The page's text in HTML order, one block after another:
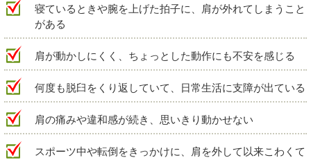
寝ているときや腕を上げた拍子に、肩が外れてしまうこと
がある
肩が動かしにくく、ちょっとした動作にも不安を感じる
何度も脱臼をくり返していて、日常生活に支障が出ている
肩の痛みや違和感が続き、思いきり動かせない
スポーツ中や転倒をきっかけに、肩を外して以来こわくて